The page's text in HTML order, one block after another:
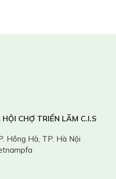
CHỢ TRIỂN LÃM C.I.S
Hồng Hà, TP. Hà Nội